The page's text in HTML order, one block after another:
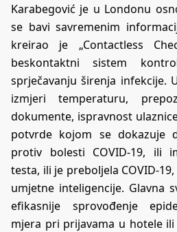
Karabegović je u Londonu
se bavi savremenim
kreirao je „Contactless
beskontaktni sistem
sprječavanju širenja infekcije.
izmjeri temperaturu,
dokumente, ispravnost
potvrde kojom se dokazuje
protiv bolesti COVID-19, ili
testa, ili je preboljela COVID-
umjetne inteligencije. Glavna
efikasnije sprovođenje
mjera pri prijavama u hotele